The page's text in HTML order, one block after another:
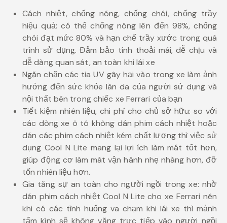
Cách nhiệt, chống nóng, chống chói, chống trầy
hiệu quả: có thể chống nóng lên đến 98%, chống
chói đạt mức 80% và hạn chế trầy xước trong quá
trình sử dụng. Đảm bảo tính thoải mái, dễ chịu và
dễ dàng quan sát, an toàn khi lái xe
Ngăn chặn các tia UV gây hại vào trong xe làm ảnh
hưởng đến sức khỏe làn da của người sử dụng và
nội thất bên trong chiếc xe Ferrari của bạn
Tiết kiệm nhiên liệu, chi phí cho chủ sở hữu: so với
các dòng xe ô tô không dán phim cách nhiệt hoặc
dán các phim cách nhiệt kém chất lượng thì việc sử
dụng Cool N Lite mang lại lợi ích làm mát tốt hơn,
giúp động cơ làm mát vận hành nhẹ nhàng hơn, đỡ
tốn nhiên liệu hơn.
Gia tăng sự an toàn cho người ngồi trong xe: nhờ
dán phim cách nhiệt Cool N Lite cho xe Ferrari nên
khi có các tình huống va chạm khi lái xe thì mảnh
tấm kính sẽ không văng trực tiếp vào người ngồi